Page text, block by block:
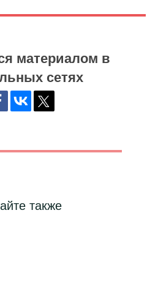
материалом в
сетях
также